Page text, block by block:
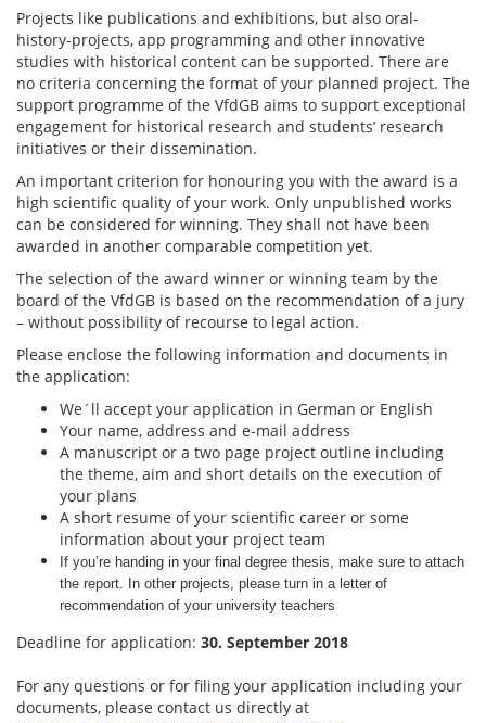
Projects like publications and exhibitions, but also oral-
history-projects, app programming and other innovative
studies with historical content can be supported. There are
no criteria concerning the format of your planned project. The
support programme of the VfdGB aims to support exceptional
engagement for historical research and students’ research
initiatives or their dissemination.
An important criterion for honouring you with the award is a
high scientific quality of your work. Only unpublished works
can be considered for winning. They shall not have been
awarded in another comparable competition yet.
The selection of the award winner or winning team by the
board of the VfdGB is based on the recommendation of a jury
– without possibility of recourse to legal action.
Please enclose the following information and documents in
the application:
We´ll accept your application in German or English
Your name, address and e-mail address
A manuscript or a two page project outline including
the theme, aim and short details on the execution of
your plans
A short resume of your scientific career or some
information about your project team
If you’re handing in your final degree thesis, make sure to attach
the report. In other projects, please turn in a letter of
recommendation of your university teachers
Deadline for application: 30. September 2018
For any questions or for filing your application including your
documents, please contact us directly at